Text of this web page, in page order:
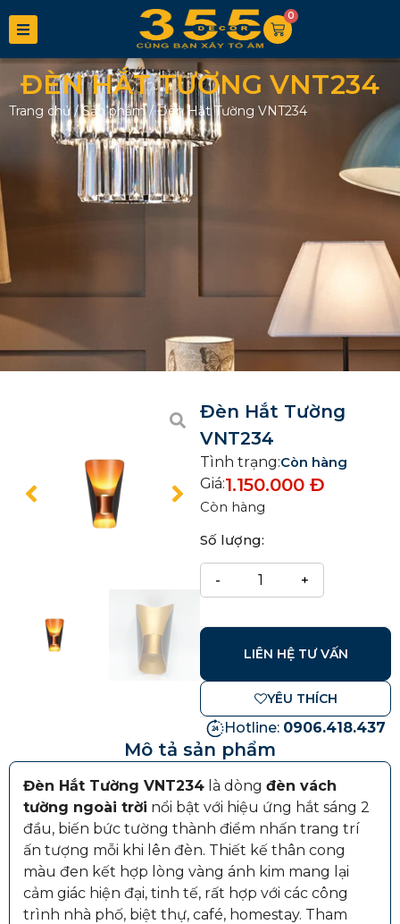
0
ĐÈN HẮT TƯỜNG VNT234
Trang chủ/Sản phẩm/Đèn Hắt Tường VNT234
Đèn Hắt Tường
VNT234
Tình trạng:Còn hàng
Giá:1.150.000 Đ
Còn hàng
Số lượng:
LIÊN HỆ TƯ VẤN
YÊU THÍCH
Hotline: 0906.418.437
Mô tả sản phẩm
Đèn Hắt Tường VNT234 là dòng đèn vách
tường ngoài trời nổi bật với hiệu ứng hắt sáng 2
đầu, biến bức tường thành điểm nhấn trang trí
ấn tượng mỗi khi lên đèn. Thiết kế thân cong
màu đen kết hợp lòng vàng ánh kim mang lại
cảm giác hiện đại, tinh tế, rất hợp với các công
trình nhà phố, biệt thự, café, homestay. Tham